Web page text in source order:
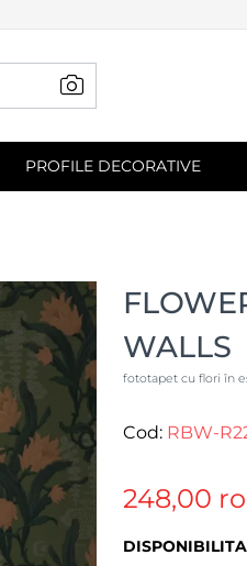
PROFILE DECORATIVE
WALLS
fototapet cu flori în
Cod: RBW-
248,00